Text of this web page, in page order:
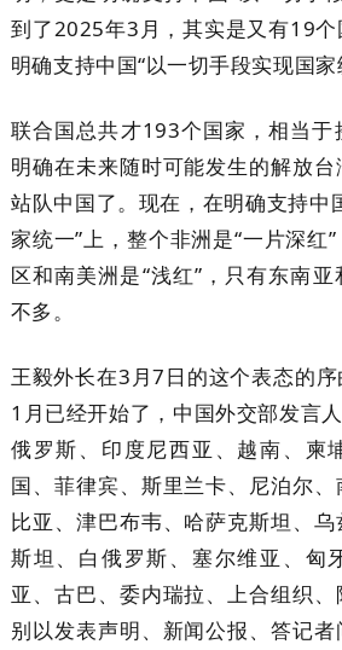
到了2025年3月，其实是又有19个
明确支持中国“以一切手段实现国家
联合国总共才193个国家，相当于
明确在未来随时可能发生的解放
站队中国了。现在，在明确支持中
家统一”上，整个非洲是“一片深红
区和南美洲是“浅红”，只有东南
不多。
王毅外长在3月7日的这个表态的
1月已经开始了，中国外交部发言
俄罗斯、印度尼西亚、越南、柬
国、菲律宾、斯里兰卡、尼泊尔
比亚、津巴布韦、哈萨克斯坦、
斯坦、白俄罗斯、塞尔维亚、匈
亚、古巴、委内瑞拉、上合组织
别以发表声明、新闻公报、答记